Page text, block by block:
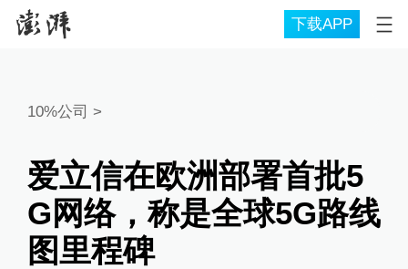
下载APP
10%公司 >
爱立信在欧洲部署首批5
G网络，称是全球5G路线
图里程碑